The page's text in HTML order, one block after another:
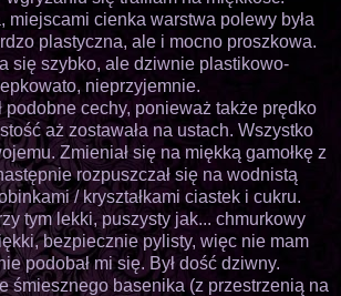
miejscami cienka warstwa polewy była
plastyczna, ale i mocno proszkowa.
się szybko, ale dziwnie plastikowo-
nieprzyjemnie.
podobne cechy, ponieważ także prędko
aż zostawała na ustach. Wszystko
Zmieniał się na miękką gamołkę z
rozpuszczał się na wodnistą
/ kryształkami ciastek i cukru.
tym lekki, puszysty jak... chmurkowy
bezpiecznie pylisty, więc nie mam
podobał mi się. Był dość dziwny.
śmiesznego basenika (z przestrzenią na